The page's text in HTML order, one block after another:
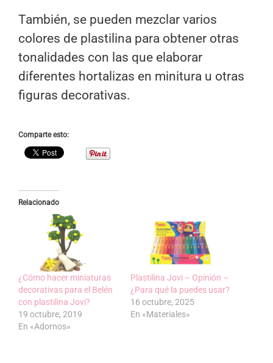
También, se pueden mezclar varios
colores de plastilina para obtener otras
tonalidades con las que elaborar
diferentes hortalizas en minitura u otras
figuras decorativas.
Comparte esto:
Relacionado
¿Cómo hacer miniaturas
decorativas para el Belén
con plastilina Jovi?
19 octubre, 2019
En «Adornos»
Plastilina Jovi – Opinión –
¿Para qué la puedes usar?
16 octubre, 2025
En «Materiales»